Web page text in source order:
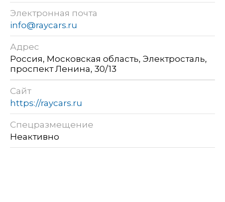
Электронная почта
info@raycars.ru
Адрес
Россия, Московская область, Электросталь,
проспект Ленина, 30/13
Сайт
https://raycars.ru
Спецразмещение
Неактивно